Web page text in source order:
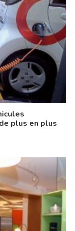
plus en plus